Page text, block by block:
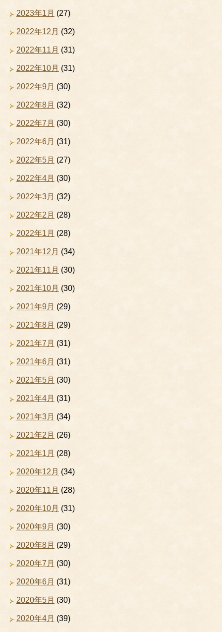
2023年1月 (27)
2022年12月 (32)
2022年11月 (31)
2022年10月 (31)
2022年9月 (30)
2022年8月 (32)
2022年7月 (30)
2022年6月 (31)
2022年5月 (27)
2022年4月 (30)
2022年3月 (32)
2022年2月 (28)
2022年1月 (28)
2021年12月 (34)
2021年11月 (30)
2021年10月 (30)
2021年9月 (29)
2021年8月 (29)
2021年7月 (31)
2021年6月 (31)
2021年5月 (30)
2021年4月 (31)
2021年3月 (34)
2021年2月 (26)
2021年1月 (28)
2020年12月 (34)
2020年11月 (28)
2020年10月 (31)
2020年9月 (30)
2020年8月 (29)
2020年7月 (30)
2020年6月 (31)
2020年5月 (30)
2020年4月 (39)